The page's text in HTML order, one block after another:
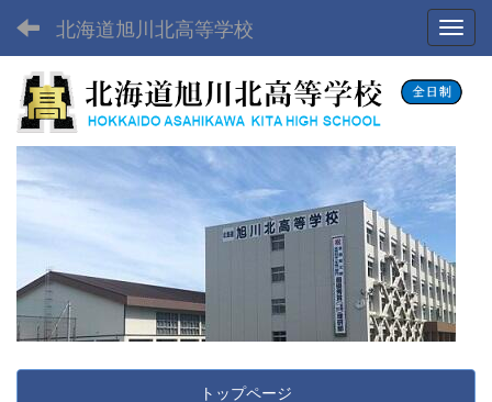
北海道旭川北高等学校
トップページ